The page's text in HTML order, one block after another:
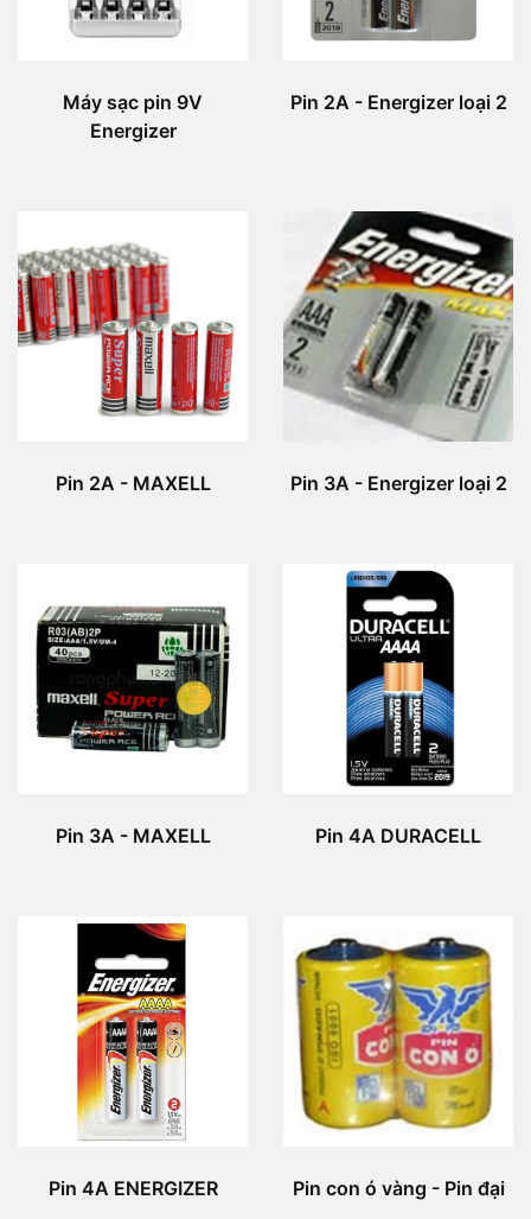
Máy sạc pin 9V
Energizer
Pin 2A - Energizer loại 2
Pin 2A - MAXELL Pin 3A - Energizer loại 2
Pin 3A - MAXELL Pin 4A DURACELL
Pin 4A ENERGIZER Pin con ó vàng - Pin đại